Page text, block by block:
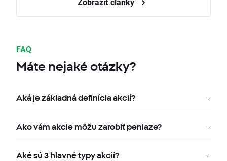
FAQ
Máte nejaké otázky?
Aká je základná definícia akcií?
Ako vám akcie môžu zarobiť peniaze?
Aké sú 3 hlavné typy akcií?